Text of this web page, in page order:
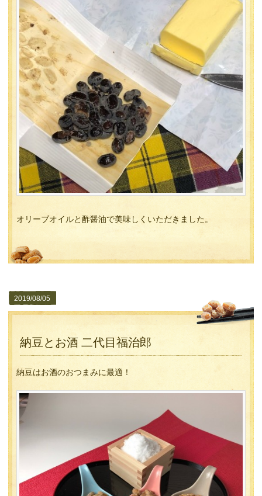
オリーブオイルと酢醤油で美味しくいただきました。
2019/08/05
納豆とお酒 二代目福治郎
納豆はお酒のおつまみに最適！